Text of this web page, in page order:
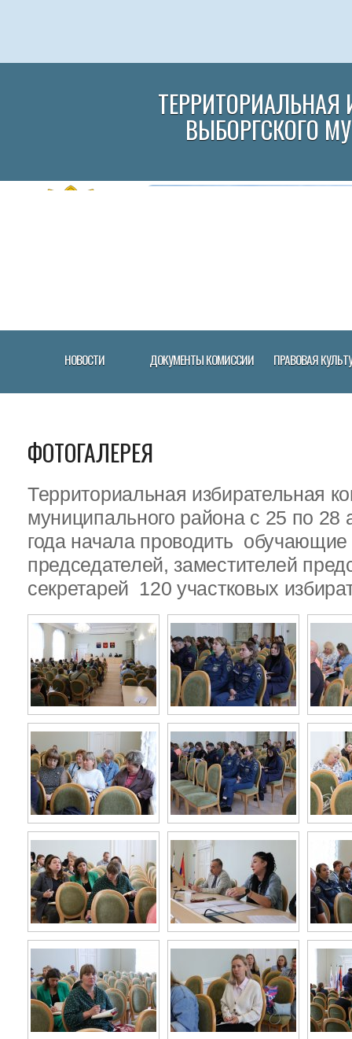
ВЫБОРГСКОГО
НОВОСТИ ДОКУМЕНТЫ КОМИССИИ ПРАВОВАЯ
ФОТОГАЛЕРЕЯ
Территориальная избирательная
муниципального района с 25 по 28
года начала проводить
председателей, заместителей
секретарей 120 участковых